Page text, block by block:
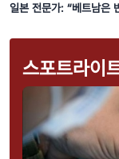
일본 전문가: “베트남은
스포트라이